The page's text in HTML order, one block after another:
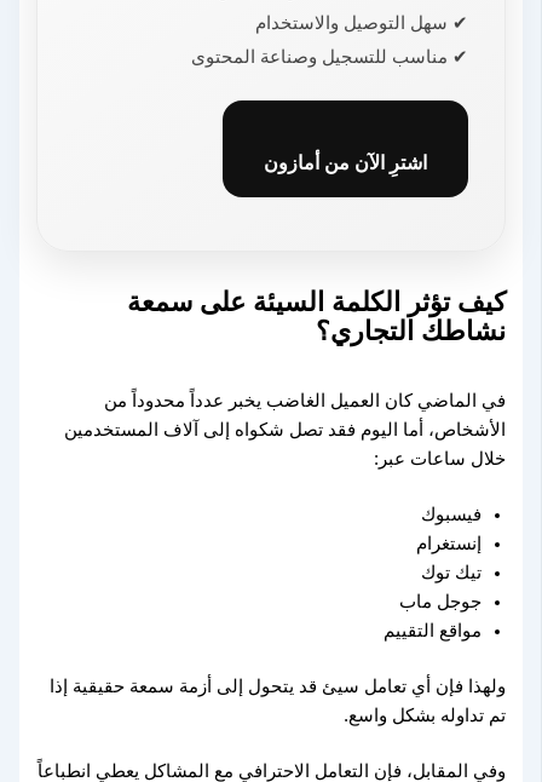
✔ سهل التوصيل والاستخدام
✔ مناسب للتسجيل وصناعة المحتوى
اشترِ الآن من أمازون
كيف تؤثر الكلمة السيئة على سمعة
نشاطك التجاري؟
في الماضي كان العميل الغاضب يخبر عدداً محدوداً من
الأشخاص، أما اليوم فقد تصل شكواه إلى آلاف المستخدمين
خلال ساعات عبر:
فيسبوك
إنستغرام
تيك توك
جوجل ماب
مواقع التقييم
ولهذا فإن أي تعامل سيئ قد يتحول إلى أزمة سمعة حقيقية إذا
تم تداوله بشكل واسع.
وفي المقابل، فإن التعامل الاحترافي مع المشاكل يعطي انطباعاً